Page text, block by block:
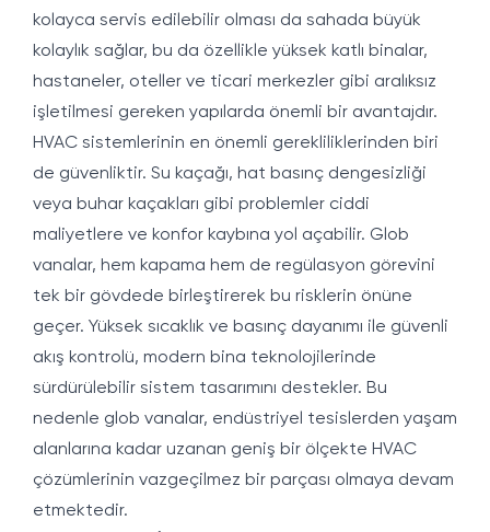
kolayca servis edilebilir olması da sahada büyük
kolaylık sağlar, bu da özellikle yüksek katlı binalar,
hastaneler, oteller ve ticari merkezler gibi aralıksız
işletilmesi gereken yapılarda önemli bir avantajdır.
HVAC sistemlerinin en önemli gerekliliklerinden biri
de güvenliktir. Su kaçağı, hat basınç dengesizliği
veya buhar kaçakları gibi problemler ciddi
maliyetlere ve konfor kaybına yol açabilir. Glob
vanalar, hem kapama hem de regülasyon görevini
tek bir gövdede birleştirerek bu risklerin önüne
geçer. Yüksek sıcaklık ve basınç dayanımı ile güvenli
akış kontrolü, modern bina teknolojilerinde
sürdürülebilir sistem tasarımını destekler. Bu
nedenle glob vanalar, endüstriyel tesislerden yaşam
alanlarına kadar uzanan geniş bir ölçekte HVAC
çözümlerinin vazgeçilmez bir parçası olmaya devam
etmektedir.